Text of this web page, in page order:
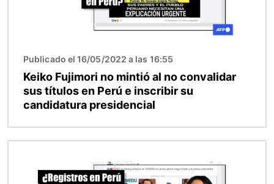
Publicado el 16/05/2022 a las 16:55
Keiko Fujimori no mintió al no convalidar
sus títulos en Perú e inscribir su
candidatura presidencial